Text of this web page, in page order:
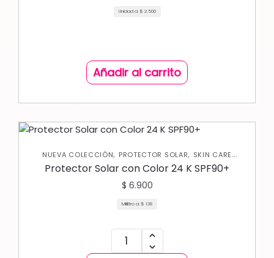
Unidad a: $ 2.500
Añadir al carrito
NUEVA COLECCIÓN, PROTECTOR SOLAR, SKIN CARE
CORPORAL ,SKIN CARE FACIAL
Protector Solar con Color 24 K SPF90+
$ 6.900
Mililitro a: $ 138